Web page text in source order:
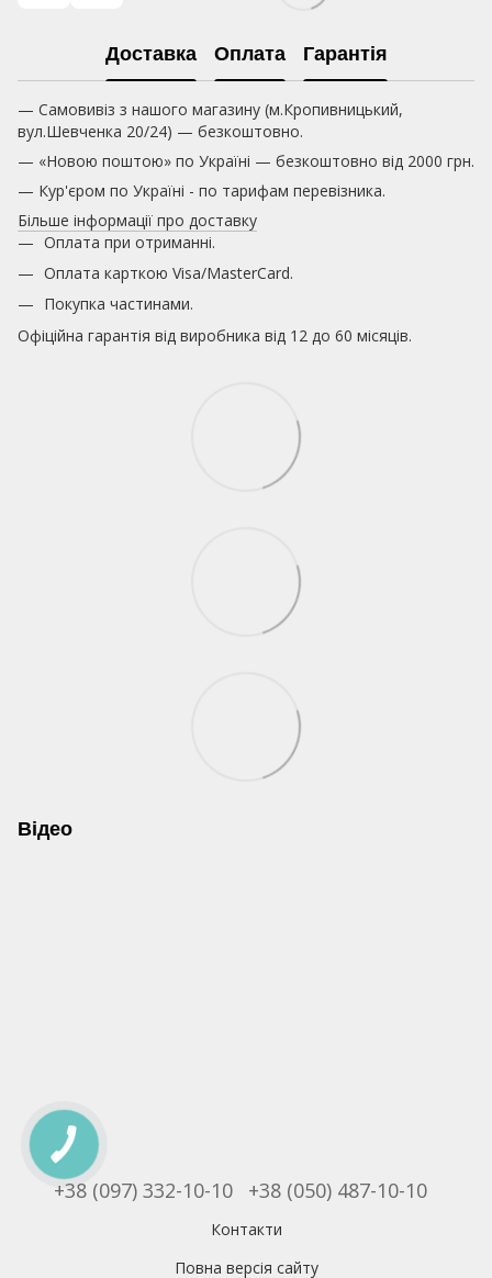
Доставка Оплата Гарантія
— Самовивіз з нашого магазину (м.Кропивницький,
вул.Шевченка 20/24) — безкоштовно.
— «Новою поштою» по Україні — безкоштовно від 2000 грн.
— Кур'єром по Україні - по тарифам перевізника.
Більше інформації про доставку
Оплата при отриманні.
Оплата карткою Visa/MasterCard.
Покупка частинами.
Офіційна гарантія від виробника від 12 до 60 місяців.
Відео
+38 (097) 332-10-10 +38 (050) 487-10-10
Контакти
Повна версія сайту